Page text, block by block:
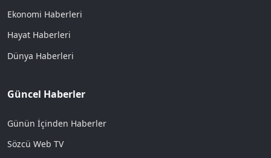
Ekonomi Haberleri
Hayat Haberleri
Dünya Haberleri
Güncel Haberler
Günün İçinden Haberler
Sözcü Web TV